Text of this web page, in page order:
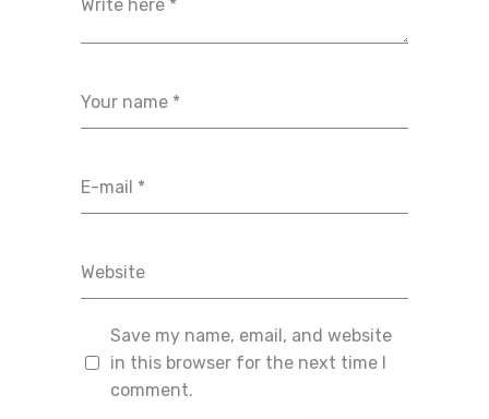
Save my name, email, and website
in this browser for the next time I
comment.